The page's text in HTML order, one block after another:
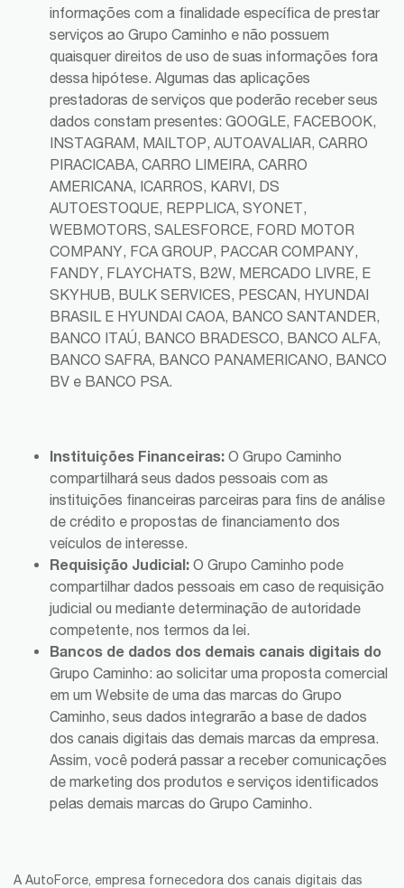
informações com a finalidade específica de prestar
serviços ao Grupo Caminho e não possuem
quaisquer direitos de uso de suas informações fora
dessa hipótese. Algumas das aplicações
prestadoras de serviços que poderão receber seus
dados constam presentes: GOOGLE, FACEBOOK,
INSTAGRAM, MAILTOP, AUTOAVALIAR, CARRO
PIRACICABA, CARRO LIMEIRA, CARRO
AMERICANA, ICARROS, KARVI, DS
AUTOESTOQUE, REPPLICA, SYONET,
WEBMOTORS, SALESFORCE, FORD MOTOR
COMPANY, FCA GROUP, PACCAR COMPANY,
FANDY, FLAYCHATS, B2W, MERCADO LIVRE, E
SKYHUB, BULK SERVICES, PESCAN, HYUNDAI
BRASIL E HYUNDAI CAOA, BANCO SANTANDER,
BANCO ITAÚ, BANCO BRADESCO, BANCO ALFA,
BANCO SAFRA, BANCO PANAMERICANO, BANCO
BV e BANCO PSA.
Instituições Financeiras: O Grupo Caminho
compartilhará seus dados pessoais com as
instituições financeiras parceiras para fins de análise
de crédito e propostas de financiamento dos
veículos de interesse.
Requisição Judicial: O Grupo Caminho pode
compartilhar dados pessoais em caso de requisição
judicial ou mediante determinação de autoridade
competente, nos termos da lei.
Bancos de dados dos demais canais digitais do
Grupo Caminho: ao solicitar uma proposta comercial
em um Website de uma das marcas do Grupo
Caminho, seus dados integrarão a base de dados
dos canais digitais das demais marcas da empresa.
Assim, você poderá passar a receber comunicações
de marketing dos produtos e serviços identificados
pelas demais marcas do Grupo Caminho.
A AutoForce, empresa fornecedora dos canais digitais das